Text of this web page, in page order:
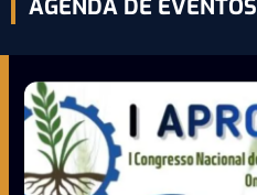
AGENDA DE EVENTOS